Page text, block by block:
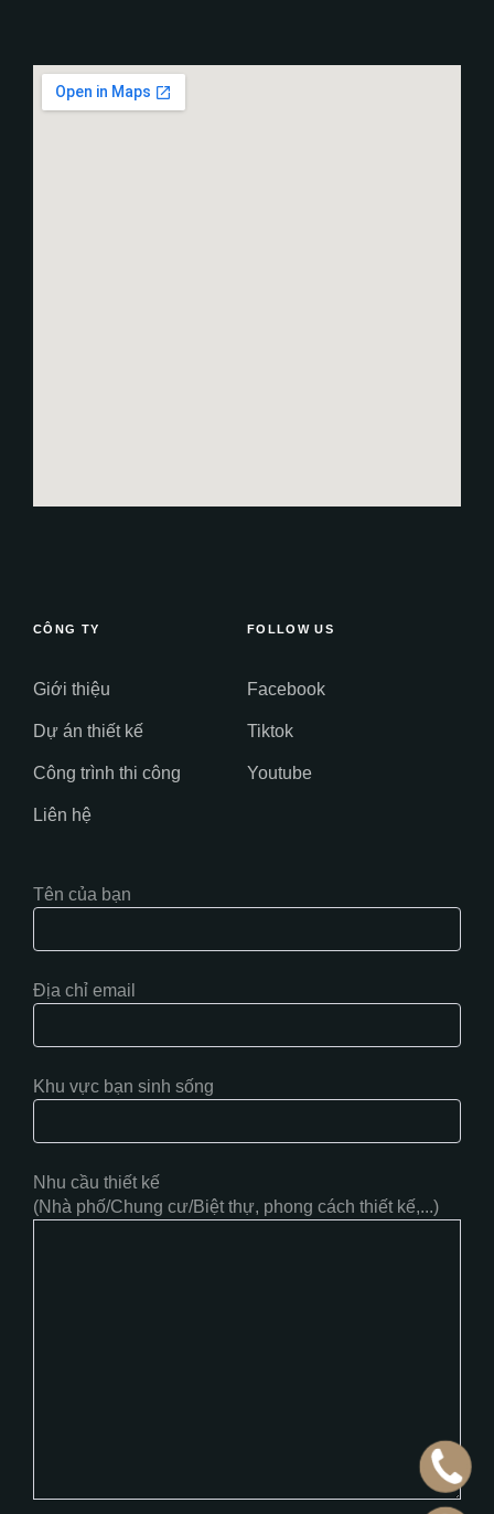
CÔNG TY
Giới thiệu
Dự án thiết kế
Công trình thi công
Liên hệ
FOLLOW US
Facebook
Tiktok
Youtube
Tên của bạn
Địa chỉ email
Khu vực bạn sinh sống
Nhu cầu thiết kế
(Nhà phố/Chung cư/Biệt thự, phong cách thiết kế,...)